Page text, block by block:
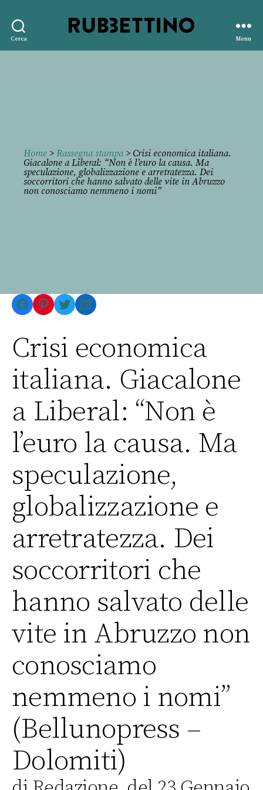
Cerca
editore
Menu
Home > Rassegna stampa> Crisi economica italiana.
Giacalone a Liberal: “Non è l’euro la causa. Ma
speculazione, globalizzazione e arretratezza. Dei
soccorritori che hanno salvato delle vite in Abruzzo
non conosciamo nemmeno i nomi”
Facebook
Pinterest
TwitterLinkedIn
Crisi economica
italiana. Giacalone
a Liberal: “Non è
l’euro la causa. Ma
speculazione,
globalizzazione e
arretratezza. Dei
soccorritori che
hanno salvato delle
vite in Abruzzo non
conosciamo
nemmeno i nomi”
(Bellunopress –
Dolomiti)